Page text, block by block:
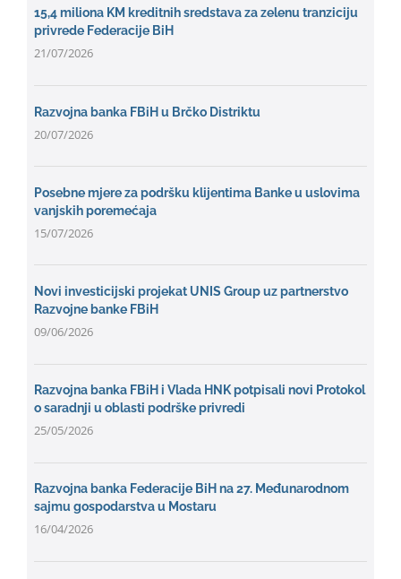
15,4 miliona KM kreditnih sredstava za zelenu tranziciju
privrede Federacije BiH
21/07/2026
Razvojna banka FBiH u Brčko Distriktu
20/07/2026
Posebne mjere za podršku klijentima Banke u uslovima
vanjskih poremećaja
15/07/2026
Novi investicijski projekat UNIS Group uz partnerstvo
Razvojne banke FBiH
09/06/2026
Razvojna banka FBiH i Vlada HNK potpisali novi Protokol
o saradnji u oblasti podrške privredi
25/05/2026
Razvojna banka Federacije BiH na 27. Međunarodnom
sajmu gospodarstva u Mostaru
16/04/2026